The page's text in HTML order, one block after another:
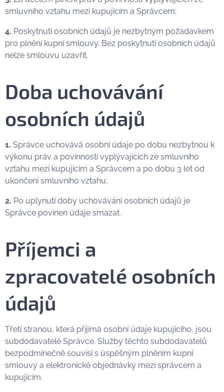
smluvního vztahu mezi kupujícím a Správcem;
4. Poskytnutí osobních údajů je nezbytným požadavkem
pro plnění kupní smlouvy. Bez poskytnutí osobních údajů
nelze smlouvu uzavřít.
Doba uchovávání
osobních údajů
1. Správce uchovává osobní údaje po dobu nezbytnou k
výkonu práv a povinností vyplývajících ze smluvního
vztahu mezi kupujícím a Správcem a po dobu 3 let od
ukončení smluvního vztahu;
2. Po uplynutí doby uchovávání osobních údajů je
Správce povinen údaje smazat.
Příjemci a
zpracovatelé osobních
údajů
Třetí stranou, která přijímá osobní údaje kupujícího, jsou
subdodavatelé Správce. Služby těchto subdodavatelů
bezpodmínečně souvisí s úspěšným plněním kupní
smlouvy a elektronické objednávky mezi správcem a
kupujícím.